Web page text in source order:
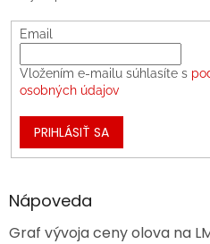
Email
Vložením e-mailu súhlasíte s
osobných údajov
PRIHLÁSIŤ SA
Nápoveda
Graf vývoja ceny olova na